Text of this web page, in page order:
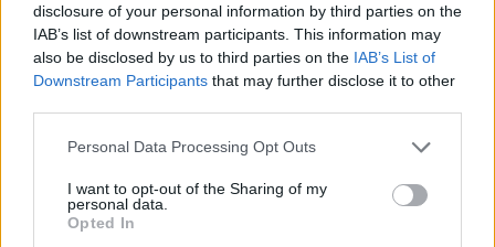
disclosure of your personal information by third parties on the
IAB’s list of downstream participants. This information may
also be disclosed by us to third parties on the IAB’s List of
Downstream Participants that may further disclose it to other
Please note that this website/app uses one or more Google
not limited to your visit or usage behaviour. You may click to
grant or deny consent to Google and its third-party tags to
use your data for below specified purposes in below Google
Personal Data Processing Opt Outs
I want to opt-out of the Sharing of my
personal data.
Opted In